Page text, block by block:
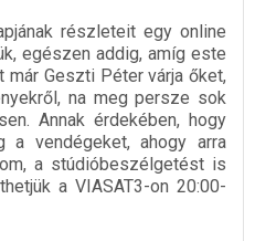
részleteit egy online
egészen addig, amíg este
már Geszti Péter várja őket,
na meg persze sok
Annak érdekében, hogy
a vendégeket, ahogy arra
a stúdióbeszélgetést is
a VIASAT3-on 20:00-